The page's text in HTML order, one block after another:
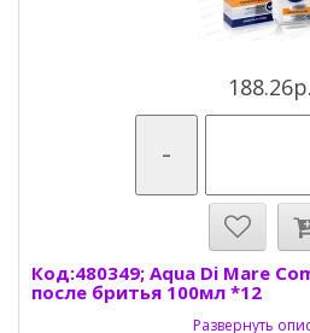
188.26р.
-
Код:480349; Aqua Di Mare
после бритья 100мл *12
Развернуть